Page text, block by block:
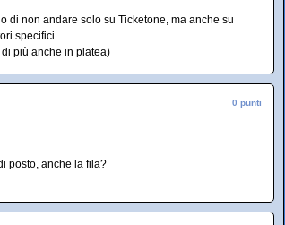
di non andare solo su Ticketone, ma anche su
specifici
più anche in platea)
0 punti
posto, anche la fila?